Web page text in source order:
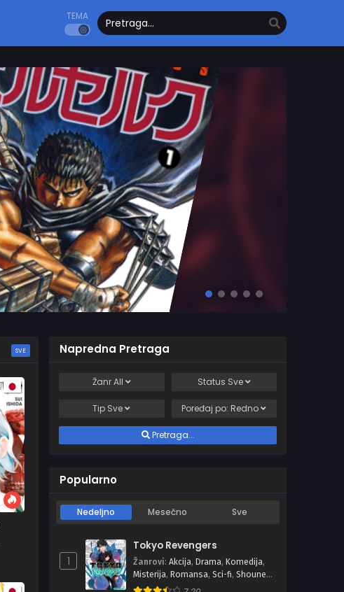
TEMA
Poglavlje: 56
Kingdom
Opis…
Akcija Drama Istorijski Seinen
Čitaj Odmah
SVE Napredna Pretraga
ŽanrAll Status Sve
Tip Sve Poređaj po: Redno
Pretraga...
Popularno
Nedeljno Mesečno Sve
1
Tokyo Revengers
Žanrovi: Akcija, Drama, Komedija,
Misterija, Romansa, Sci-fi, Shounen,
Školski